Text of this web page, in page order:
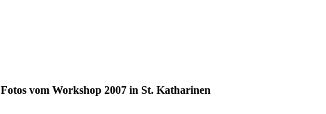
Fotos vom Workshop 2007 in St. Katharinen